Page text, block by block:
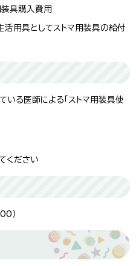
装具購入費用
用具としてストマ用装具の給付
いる医師による「ストマ用装具使
ください
）